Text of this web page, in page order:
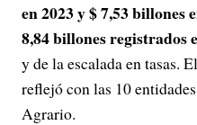
en 2023 y $ 7,53 billones
8,84 billones registrados
y de la escalada en tasas.
reflejó con las 10
Agrario.